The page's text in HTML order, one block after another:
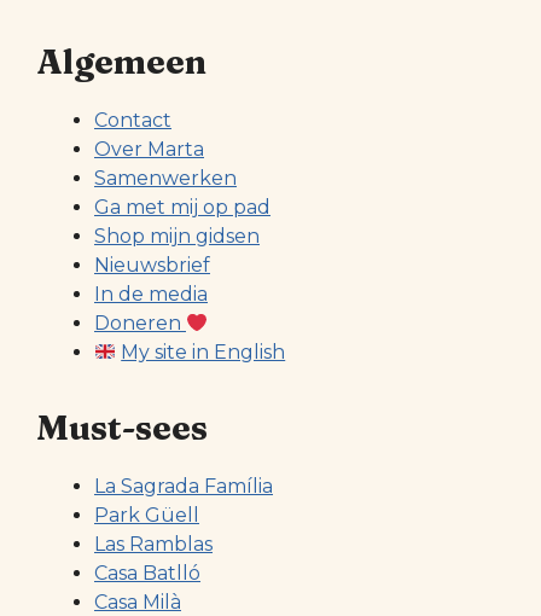
Algemeen
Contact
Over Marta
Samenwerken
Ga met mij op pad
Shop mijn gidsen
Nieuwsbrief
In de media
Doneren
My site in English
Must-sees
La Sagrada Família
Park Güell
Las Ramblas
Casa Batlló
Casa Milà